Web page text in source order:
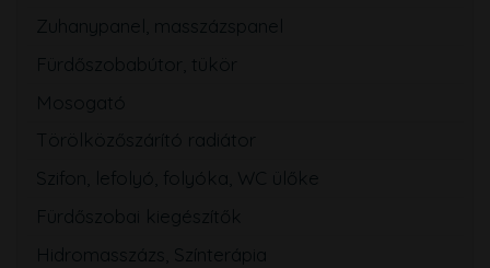
Zuhanypanel, masszázspanel
Fürdőszobabútor, tükör
Mosogató
Törölközőszárító radiátor
Szifon, lefolyó, folyóka, WC ülőke
Fürdőszobai kiegészítők
Hidromasszázs, Színterápia